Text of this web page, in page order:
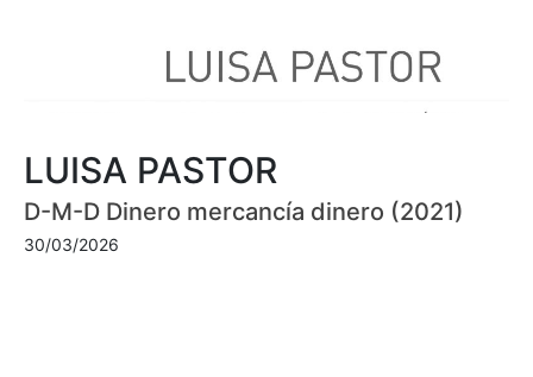
LUISA PASTOR
D-M-D Dinero mercancía dinero (2021)
30/03/2026